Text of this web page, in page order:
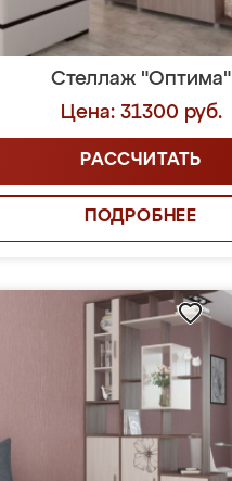
Стеллаж "Оптима"
Цена: 31300 руб.
РАССЧИТАТЬ
ПОДРОБНЕЕ